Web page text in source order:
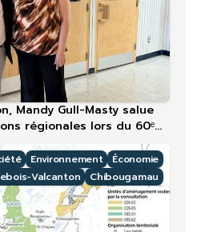
Mandy Gull-Masty salue
régionales lors du 60ᵉ
Environnement
Économie
Valcanton
Chibougamau